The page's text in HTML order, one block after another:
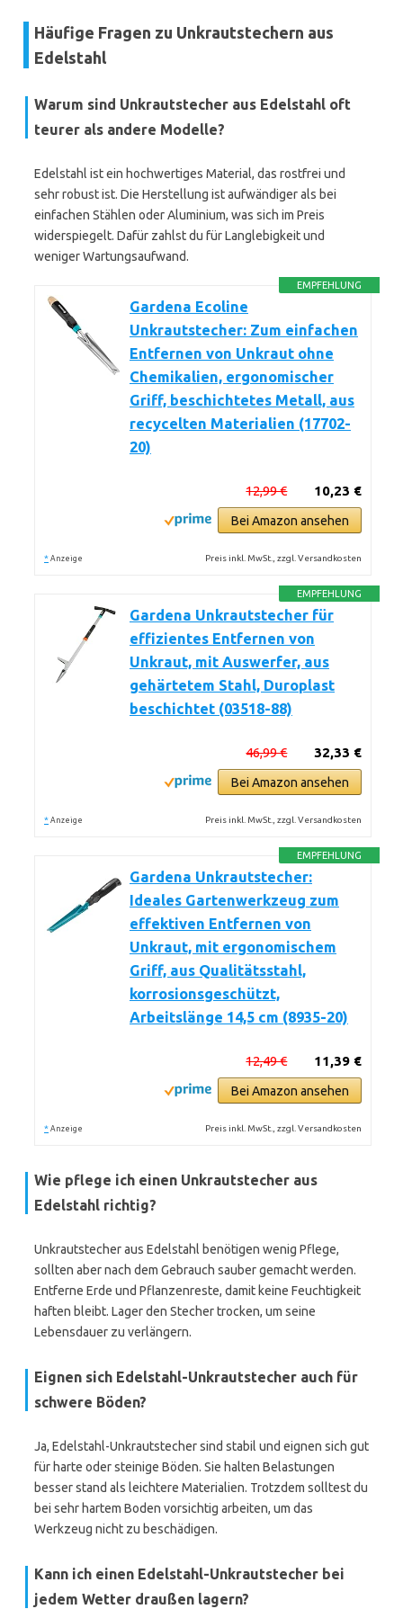
Häufige Fragen zu Unkrautstechern aus
Edelstahl
Warum sind Unkrautstecher aus Edelstahl oft
teurer als andere Modelle?
Edelstahl ist ein hochwertiges Material, das rostfrei und
sehr robust ist. Die Herstellung ist aufwändiger als bei
einfachen Stählen oder Aluminium, was sich im Preis
widerspiegelt. Dafür zahlst du für Langlebigkeit und
weniger Wartungsaufwand.
EMPFEHLUNG
Gardena Ecoline
Unkrautstecher: Zum einfachen
Entfernen von Unkraut ohne
Chemikalien, ergonomischer
Griff, beschichtetes Metall, aus
recycelten Materialien (17702-
20)
10,23 €
12,99 €
Bei Amazon ansehen
* Anzeige Preis inkl. MwSt., zzgl. Versandkosten
EMPFEHLUNG
Gardena Unkrautstecher für
effizientes Entfernen von
Unkraut, mit Auswerfer, aus
gehärtetem Stahl, Duroplast
beschichtet (03518-88)
32,33 €
46,99 €
Bei Amazon ansehen
* Anzeige Preis inkl. MwSt., zzgl. Versandkosten
EMPFEHLUNG
Gardena Unkrautstecher:
Ideales Gartenwerkzeug zum
effektiven Entfernen von
Unkraut, mit ergonomischem
Griff, aus Qualitätsstahl,
korrosionsgeschützt,
Arbeitslänge 14,5 cm (8935-20)
11,39 €
12,49 €
Bei Amazon ansehen
* Anzeige Preis inkl. MwSt., zzgl. Versandkosten
Wie pflege ich einen Unkrautstecher aus
Edelstahl richtig?
Unkrautstecher aus Edelstahl benötigen wenig Pflege,
sollten aber nach dem Gebrauch sauber gemacht werden.
Entferne Erde und Pflanzenreste, damit keine Feuchtigkeit
haften bleibt. Lager den Stecher trocken, um seine
Lebensdauer zu verlängern.
Eignen sich Edelstahl-Unkrautstecher auch für
schwere Böden?
Ja, Edelstahl-Unkrautstecher sind stabil und eignen sich gut
für harte oder steinige Böden. Sie halten Belastungen
besser stand als leichtere Materialien. Trotzdem solltest du
bei sehr hartem Boden vorsichtig arbeiten, um das
Werkzeug nicht zu beschädigen.
Kann ich einen Edelstahl-Unkrautstecher bei
jedem Wetter draußen lagern?